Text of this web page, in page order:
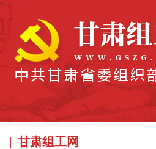
甘肃组工网